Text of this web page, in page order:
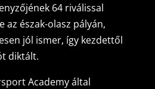
64 riválissal
az észak-olasz pályán,
jól ismer, így kezdettől
diktált.
Academy által